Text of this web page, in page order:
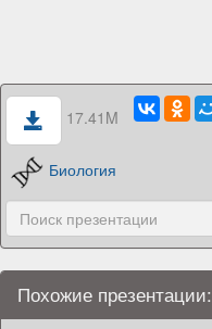
17.41M
Биология
Похожие презентации: